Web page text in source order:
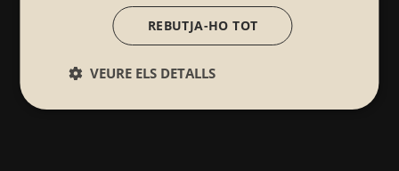
REBUTJA-HO TOT
VEURE ELS DETALLS